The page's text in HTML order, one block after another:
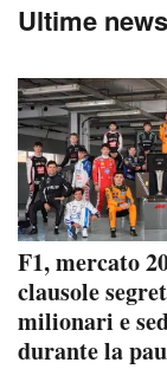
Ultime
F1, mercato
clausole
milionari e
durante la